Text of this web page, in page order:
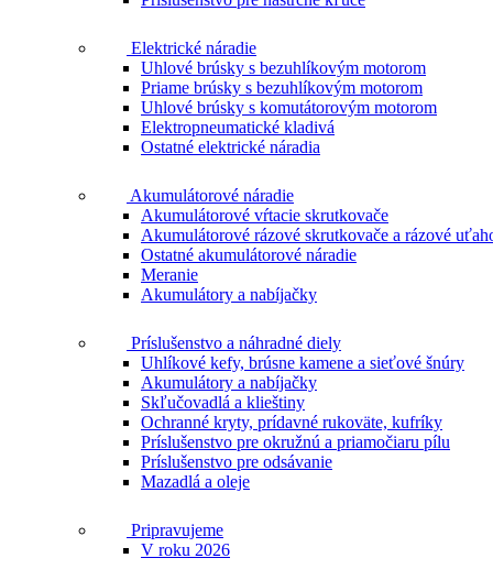
Elektrické náradie
Uhlové brúsky s bezuhlíkovým motorom
Priame brúsky s bezuhlíkovým motorom
Uhlové brúsky s komutátorovým motorom
Elektropneumatické kladivá
Ostatné elektrické náradia
Akumulátorové náradie
Akumulátorové vŕtacie skrutkovače
Akumulátorové rázové skrutkovače a rázové
Ostatné akumulátorové náradie
Meranie
Akumulátory a nabíjačky
Príslušenstvo a náhradné diely
Uhlíkové kefy, brúsne kamene a sieťové šnúry
Akumulátory a nabíjačky
Skľučovadlá a klieštiny
Ochranné kryty, prídavné rukoväte, kufríky
Príslušenstvo pre okružnú a priamočiaru pílu
Príslušenstvo pre odsávanie
Mazadlá a oleje
Pripravujeme
V roku 2026